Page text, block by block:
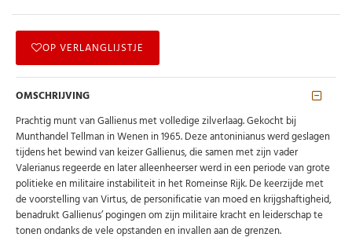
OP VERLANGLIJSTJE
OMSCHRIJVING
Prachtig munt van Gallienus met volledige zilverlaag. Gekocht bij
Munthandel Tellman in Wenen in 1965. Deze antoninianus werd geslagen
tijdens het bewind van keizer Gallienus, die samen met zijn vader
Valerianus regeerde en later alleenheerser werd in een periode van grote
politieke en militaire instabiliteit in het Romeinse Rijk. De keerzijde met
de voorstelling van Virtus, de personificatie van moed en krijgshaftigheid,
benadrukt Gallienus’ pogingen om zijn militaire kracht en leiderschap te
tonen ondanks de vele opstanden en invallen aan de grenzen.